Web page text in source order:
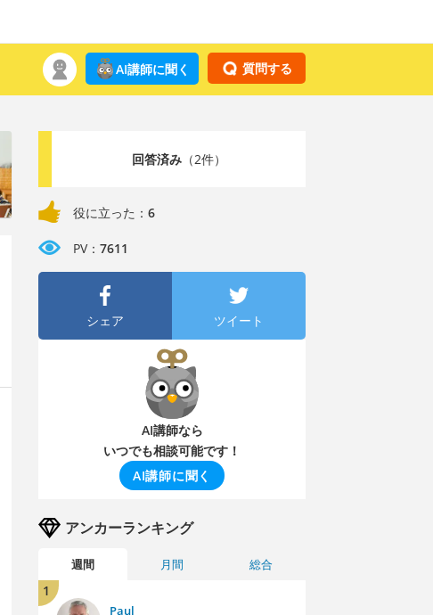
質問する
AI講師に聞く
回答済み（2件）
役に立った： 6
PV： 7611
シェア ツイート
AI講師なら
いつでも相談可能です！
AI講師に聞く
アンカーランキング
週間 月間 総合
1
Paul